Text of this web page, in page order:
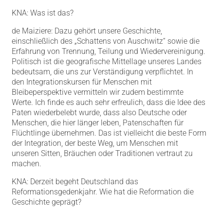
KNA: Was ist das?
de Maiziere: Dazu gehört unsere Geschichte,
einschließlich des „Schattens von Auschwitz“ sowie die
Erfahrung von Trennung, Teilung und Wiedervereinigung.
Politisch ist die geografische Mittellage unseres Landes
bedeutsam, die uns zur Verständigung verpflichtet. In
den Integrationskursen für Menschen mit
Bleibeperspektive vermitteln wir zudem bestimmte
Werte. Ich finde es auch sehr erfreulich, dass die Idee des
Paten wiederbelebt wurde, dass also Deutsche oder
Menschen, die hier länger leben, Patenschaften für
Flüchtlinge übernehmen. Das ist vielleicht die beste Form
der Integration, der beste Weg, um Menschen mit
unseren Sitten, Bräuchen oder Traditionen vertraut zu
machen.
KNA: Derzeit begeht Deutschland das
Reformationsgedenkjahr. Wie hat die Reformation die
Geschichte geprägt?